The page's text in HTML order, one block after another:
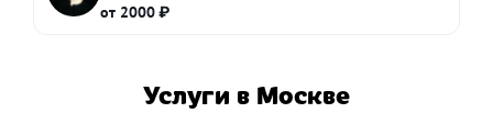
от 2000 ₽
Услуги в Москве